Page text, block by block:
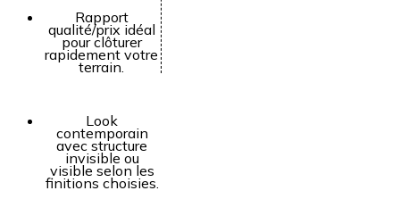
Rapport
qualité/prix idéal
pour clôturer
rapidement votre
terrain.
Look
contemporain
avec structure
invisible ou
visible selon les
finitions choisies.